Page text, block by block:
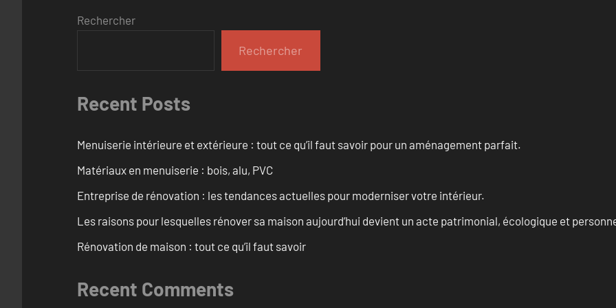
Rechercher
Rechercher
Recent Posts
Menuiserie intérieure et extérieure : tout ce qu’il faut savoir pour un aménagement parfait.
Matériaux en menuiserie : bois, alu, PVC
Entreprise de rénovation : les tendances actuelles pour moderniser votre intérieur.
Les raisons pour lesquelles rénover sa maison aujourd’hui devient un acte patrimonial, écologique et
Rénovation de maison : tout ce qu’il faut savoir
Recent Comments